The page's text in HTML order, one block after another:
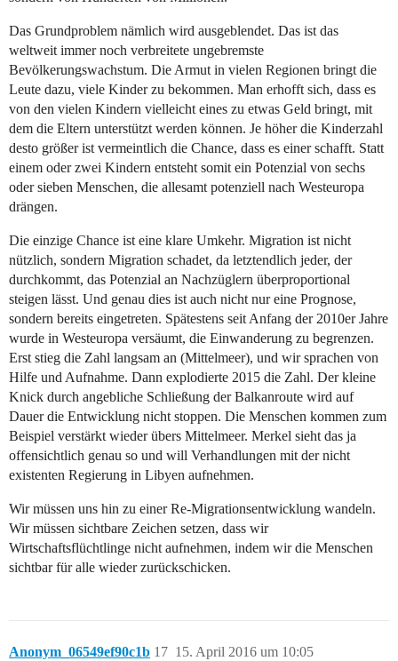
Das Grundproblem nämlich wird ausgeblendet. Das ist das
weltweit immer noch verbreitete ungebremste
Bevölkerungswachstum. Die Armut in vielen Regionen bringt die
Leute dazu, viele Kinder zu bekommen. Man erhofft sich, dass es
von den vielen Kindern vielleicht eines zu etwas Geld bringt, mit
dem die Eltern unterstützt werden können. Je höher die Kinderzahl
desto größer ist vermeintlich die Chance, dass es einer schafft. Statt
einem oder zwei Kindern entsteht somit ein Potenzial von sechs
oder sieben Menschen, die allesamt potenziell nach Westeuropa
drängen.
Die einzige Chance ist eine klare Umkehr. Migration ist nicht
nützlich, sondern Migration schadet, da letztendlich jeder, der
durchkommt, das Potenzial an Nachzüglern überproportional
steigen lässt. Und genau dies ist auch nicht nur eine Prognose,
sondern bereits eingetreten. Spätestens seit Anfang der 2010er Jahre
wurde in Westeuropa versäumt, die Einwanderung zu begrenzen.
Erst stieg die Zahl langsam an (Mittelmeer), und wir sprachen von
Hilfe und Aufnahme. Dann explodierte 2015 die Zahl. Der kleine
Knick durch angebliche Schließung der Balkanroute wird auf
Dauer die Entwicklung nicht stoppen. Die Menschen kommen zum
Beispiel verstärkt wieder übers Mittelmeer. Merkel sieht das ja
offensichtlich genau so und will Verhandlungen mit der nicht
existenten Regierung in Libyen aufnehmen.
Wir müssen uns hin zu einer Re-Migrationsentwicklung wandeln.
Wir müssen sichtbare Zeichen setzen, dass wir
Wirtschaftsflüchtlinge nicht aufnehmen, indem wir die Menschen
sichtbar für alle wieder zurückschicken.
Anonym_06549ef90c1b 15. April 2016 um 10:05
17